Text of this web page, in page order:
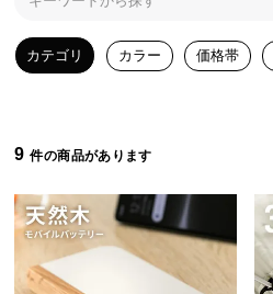
た
ア
特
カテゴリ カラー 価格帯
9